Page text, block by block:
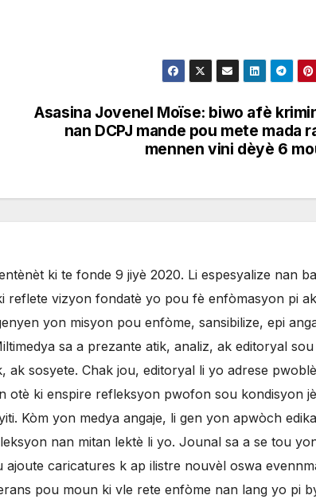
Asasina Jovenel Moïse: biwo afè
nan DCPJ mande pou mete mada
mennen vini dèyè 6
ki te fonde 9 jiyè 2020. Li espesyalize nan
reflete vizyon fondatè yo pou fè enfòmasyon pi
yon misyon pou enfòme, sansibilize, epi
sa a prezante atik, analiz, ak editoryal sou
sosyete. Chak jou, editoryal li yo adrese
otè ki enspire refleksyon pwofon sou kondisyon
Kòm yon medya angaje, li gen yon apwòch
nan mitan lektè li yo. Jounal sa a se tou
caricatures k ap ilistre nouvèl oswa
pou moun ki vle rete enfòme nan lang yo pi